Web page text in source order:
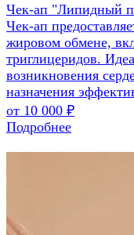
Чек-ап "Липидный
Чек-ап
жировом обмене,
триглицеридов.
возникновения
назначения
от 10 000 ₽
Подробнее